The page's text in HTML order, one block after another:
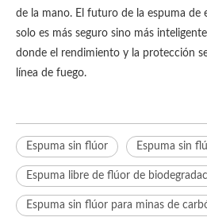
de la mano. El futuro de la espuma de
solo es más seguro sino más
donde el rendimiento y la protección
línea de fuego.
Espuma sin flúor Espuma sin
Espuma libre de flúor de
Espuma sin flúor para minas de